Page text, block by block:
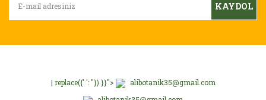
Ürün fiyatı diğer sitelerden daha pahalı.
KAYDOL
| replace({' ': ''}) }}">
alibotanik35@gmail.com